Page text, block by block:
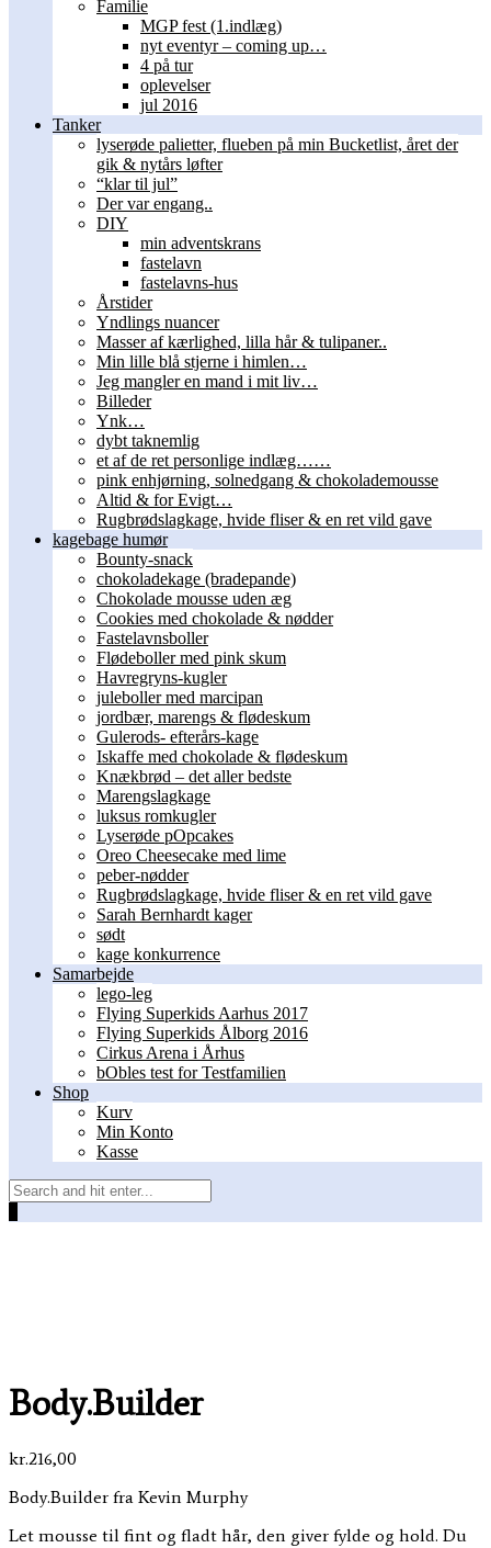
Familie
MGP fest (1.indlæg)
nyt eventyr – coming up…
4 på tur
oplevelser
jul 2016
Tanker
lyserøde palietter, flueben på min Bucketlist, året der
gik & nytårs løfter
“klar til jul”
Der var engang..
DIY
min adventskrans
fastelavn
fastelavns-hus
Årstider
Yndlings nuancer
Masser af kærlighed, lilla hår & tulipaner..
Min lille blå stjerne i himlen…
Jeg mangler en mand i mit liv…
Billeder
Ynk…
dybt taknemlig
et af de ret personlige indlæg……
pink enhjørning, solnedgang & chokolademousse
Altid & for Evigt…
Rugbrødslagkage, hvide fliser & en ret vild gave
kagebage humør
Bounty-snack
chokoladekage (bradepande)
Chokolade mousse uden æg
Cookies med chokolade & nødder
Fastelavnsboller
Flødeboller med pink skum
Havregryns-kugler
juleboller med marcipan
jordbær, marengs & flødeskum
Gulerods- efterårs-kage
Iskaffe med chokolade & flødeskum
Knækbrød – det aller bedste
Marengslagkage
luksus romkugler
Lyserøde pOpcakes
Oreo Cheesecake med lime
peber-nødder
Rugbrødslagkage, hvide fliser & en ret vild gave
Sarah Bernhardt kager
sødt
kage konkurrence
Samarbejde
lego-leg
Flying Superkids Aarhus 2017
Flying Superkids Ålborg 2016
Cirkus Arena i Århus
bObles test for Testfamilien
Shop
Kurv
Min Konto
Kasse
Body.Builder
kr.216,00
Body.Builder fra Kevin Murphy
Let mousse til fint og fladt hår, den giver fylde og hold. Du